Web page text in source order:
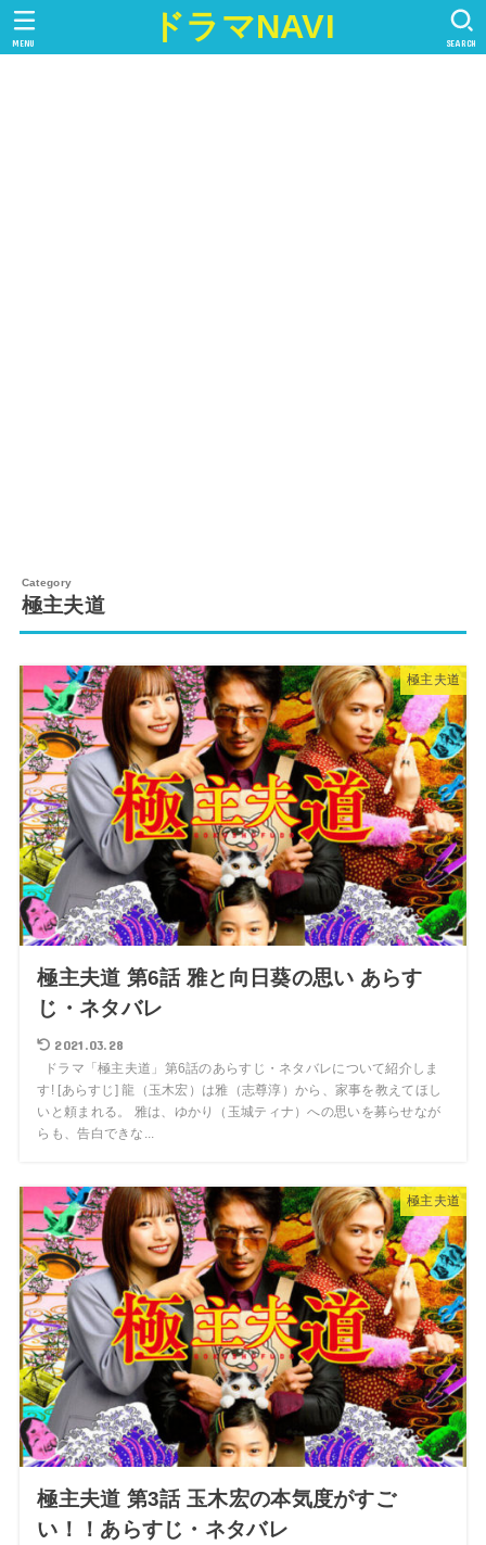
ドラマNAVI SEARCH
MENU
極主夫道
極主夫道
極主夫道 第6話 雅と向日葵の思い あらす
じ・ネタバレ
2021.03.28
ドラマ「極主夫道」第6話のあらすじ・ネタバレについて紹介しま
す! [あらすじ] 龍（玉木宏）は雅（志尊淳）から、家事を教えてほし
いと頼まれる。 雅は、ゆかり（玉城ティナ）への思いを募らせなが
らも、告白できな...
極主夫道
極主夫道 第3話 玉木宏の本気度がすご
い！！あらすじ・ネタバレ